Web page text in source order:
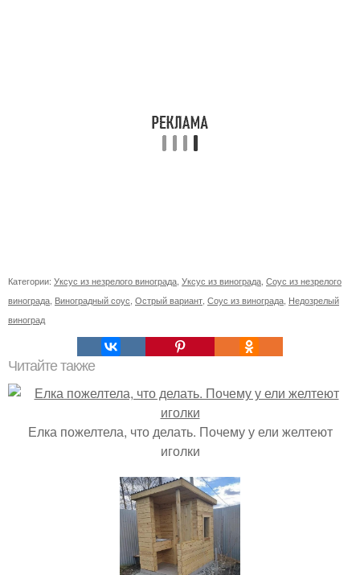
Категории: Уксус из незрелого винограда Уксус из винограда Соус из незрелого
винограда Виноградный соус Острый вариант Соус из винограда Недозрелый
виноград
Читайте также
Елка пожелтела, что делать. Почему у ели желтеют
иголки